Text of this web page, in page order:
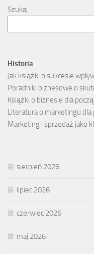
Szukaj
Historia
Jak książki o sukcesie
Poradniki biznesowe o
Książki o biznesie dla
Literatura o marketingu
Marketing i sprzedaż jako
sierpień 2026
lipiec 2026
czerwiec 2026
maj 2026